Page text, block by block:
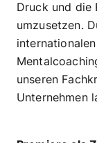
Druck und die
umzusetzen.
unseren
Unternehmen